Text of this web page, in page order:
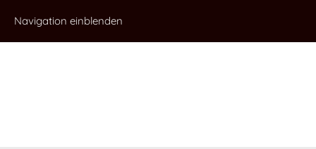
Navigation einblenden